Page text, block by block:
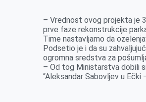
– Vrednost ovog projekta je
prve faze rekonstrukcije
Time nastavljamo da
Podsetio je i da su
ogromna sredstva za
– Od tog Ministarstva dobili
“Aleksandar Sabovljev u Ečki